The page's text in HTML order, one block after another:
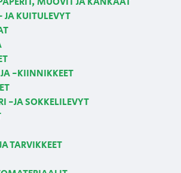
KUITULEVYT
-KIINNIKKEET
-JA SOKKELILEVYT
TARVIKKEET